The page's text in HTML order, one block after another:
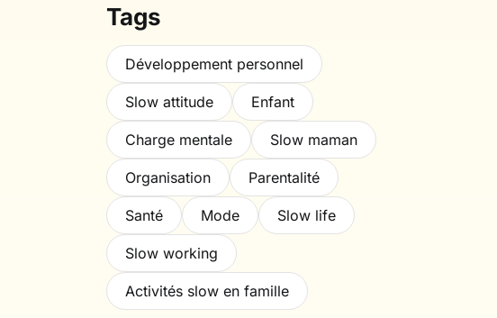
Tags
Développement personnel
Slow attitude Enfant
Charge mentale Slow maman
Organisation Parentalité
Santé Mode Slow life
Slow working
Activités slow en famille